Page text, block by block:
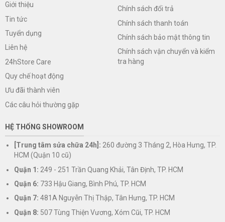
Giới thiệu
Tin tức
Tuyển dụng
Liên hệ
24hStore Care
Quy chế hoạt động
Ưu đãi thành viên
Các câu hỏi thường gặp
Chính sách đổi trả
Chính sách thanh toán
Chính sách bảo mật thông tin
Chính sách vận chuyển và kiểm
tra hàng
HỆ THỐNG SHOWROOM
[Trung tâm sửa chữa 24h]: 260 đường 3 Tháng 2, Hòa Hưng, TP.
HCM (Quận 10 cũ)
Quận 1: 249 - 251 Trần Quang Khải, Tân Định, TP. HCM
Quận 6: 733 Hậu Giang, Bình Phú, TP. HCM
Quận 7: 481A Nguyễn Thị Thập, Tân Hưng, TP. HCM
Quận 8: 507 Tùng Thiện Vương, Xóm Cũi, TP. HCM